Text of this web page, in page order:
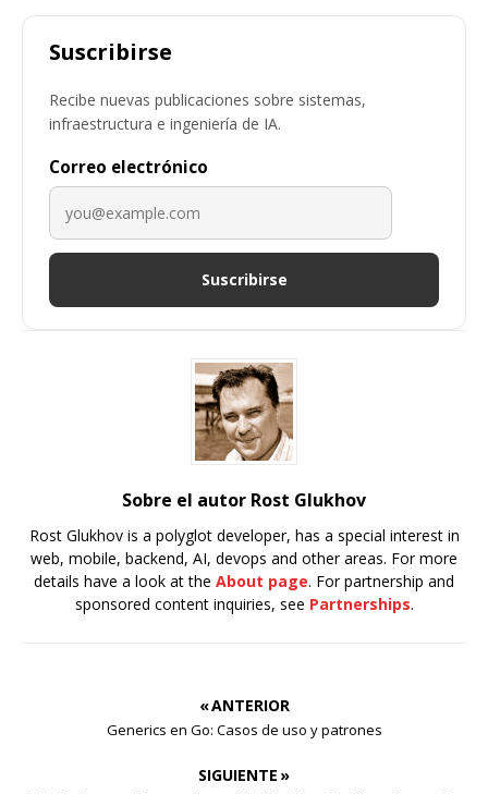
Suscribirse
Recibe nuevas publicaciones sobre sistemas,
infraestructura e ingeniería de IA.
Correo electrónico
Suscribirse
Sobre el autor Rost Glukhov
Rost Glukhov is a polyglot developer, has a special interest in
web, mobile, backend, AI, devops and other areas. For more
details have a look at the About page. For partnership and
sponsored content inquiries, see Partnerships.
« ANTERIOR
Generics en Go: Casos de uso y patrones
SIGUIENTE »